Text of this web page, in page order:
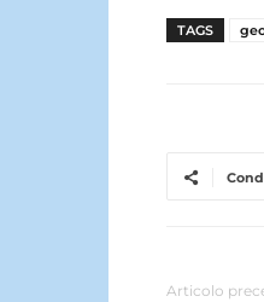
TAGS
Articolo